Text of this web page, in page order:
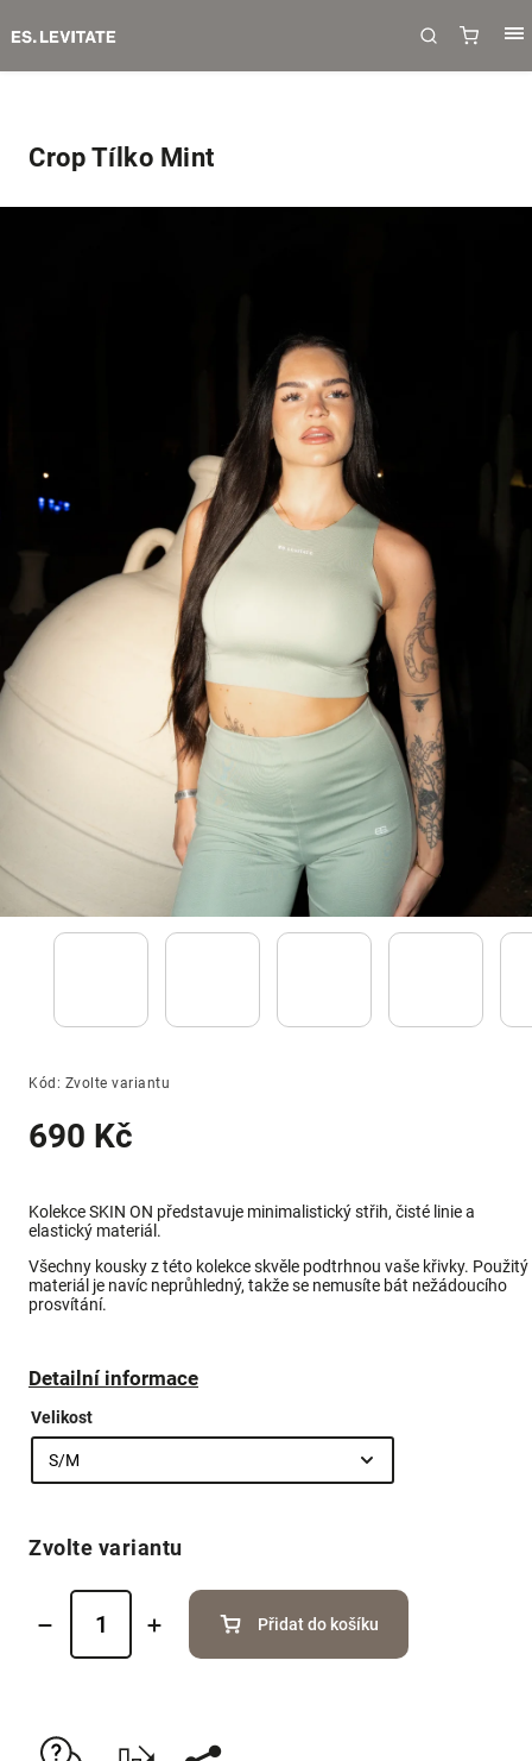
Crop Tílko Mint
Kód: Zvolte variantu
690 Kč
Kolekce SKIN ON představuje minimalistický střih, čisté linie a
elastický materiál.
Všechny kousky z této kolekce skvěle podtrhnou vaše křivky. Použitý
materiál je navíc neprůhledný, takže se nemusíte bát nežádoucího
prosvítání.
Detailní informace
Velikost
Zvolte variantu
Přidat do košíku